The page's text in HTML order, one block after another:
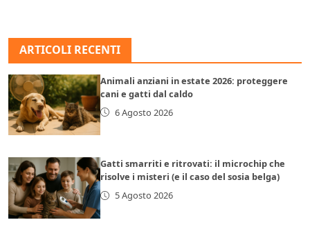
ARTICOLI RECENTI
Animali anziani in estate 2026: proteggere
cani e gatti dal caldo
6 Agosto 2026
Gatti smarriti e ritrovati: il microchip che
risolve i misteri (e il caso del sosia belga)
5 Agosto 2026